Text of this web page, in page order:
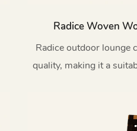
Radice Woven
Radice outdoor lounge
quality, making it a